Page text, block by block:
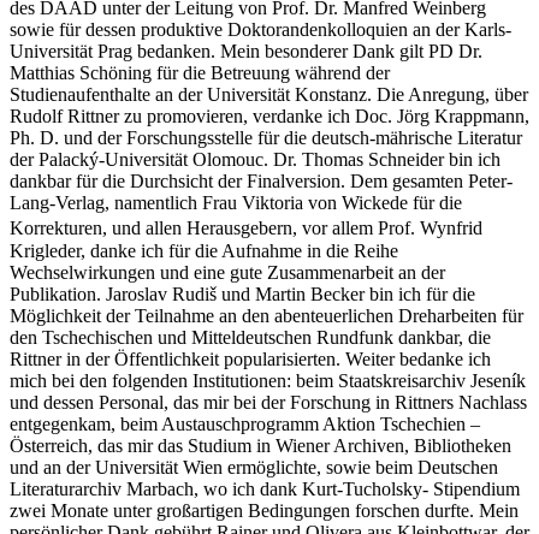
des DAAD unter der Leitung von Prof. Dr. Manfred Weinberg
sowie für dessen produktive Doktorandenkolloquien an der Karls-
Universität Prag bedanken. Mein besonderer Dank gilt PD Dr.
Matthias Schöning für die Betreuung während der
Studienaufenthalte an der Universität Konstanz. Die Anregung, über
Rudolf Rittner zu promovieren, verdanke ich Doc. Jörg Krappmann,
Ph. D. und der Forschungsstelle für die deutsch-mährische Literatur
der Palacký-Universität Olomouc. Dr. Thomas Schneider bin ich
dankbar für die Durchsicht der Finalversion. Dem gesamten Peter-
Lang-Verlag, namentlich Frau Viktoria von Wickede für die
Korrekturen, und allen Herausgebern, vor allem Prof. Wynfrid
Krigleder, danke ich für die Aufnahme in die Reihe
Wechselwirkungen und eine gute Zusammenarbeit an der
Publikation. Jaroslav Rudiš und Martin Becker bin ich für die
Möglichkeit der Teilnahme an den abenteuerlichen Dreharbeiten für
den Tschechischen und Mitteldeutschen Rundfunk dankbar, die
Rittner in derÖffentlichkeit popularisierten. Weiter bedanke ich
mich bei den folgenden Institutionen: beim Staatskreisarchiv Jeseník
und dessen Personal, das mir bei der Forschung in Rittners Nachlass
entgegenkam, beim Austauschprogramm Aktion Tschechien –
Österreich, das mir das Studium in Wiener Archiven, Bibliotheken
und an der Universität Wien ermöglichte, sowie beim Deutschen
Literaturarchiv Marbach, wo ich dank Kurt-Tucholsky- Stipendium
zwei Monate unter großartigen Bedingungen forschen durfte. Mein